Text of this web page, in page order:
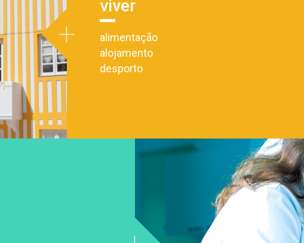
viver
alimentação
alojamento
desporto
+